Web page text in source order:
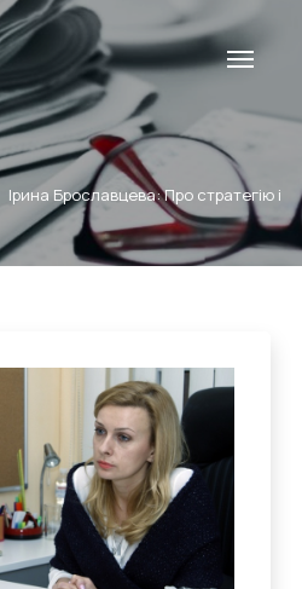
Ірина Брославцева: Про стратегію і